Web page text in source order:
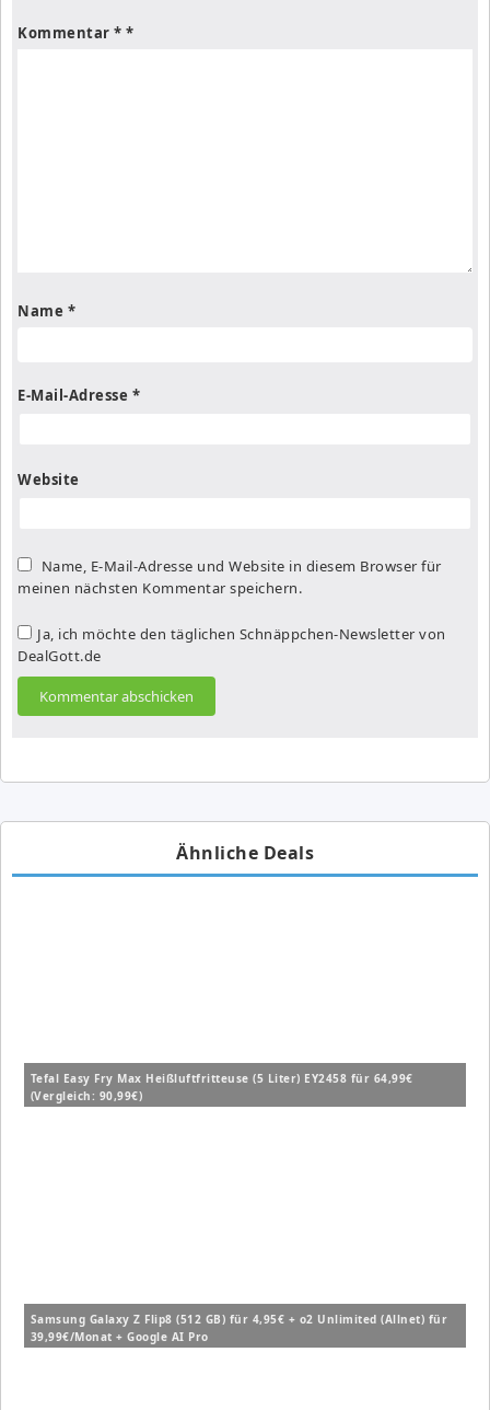
Kommentar *
Name *
E-Mail-Adresse *
Website
Name, E-Mail-Adresse und Website in diesem Browser für
meinen nächsten Kommentar speichern.
Ja, ich möchte den täglichen Schnäppchen-Newsletter von
DealGott.de
Ähnliche Deals
Tefal Easy Fry Max Heißluftfritteuse (5 Liter) EY2458 für 64,99€
(Vergleich: 90,99€)
Samsung Galaxy Z Flip8 (512 GB) für 4,95€ + o2 Unlimited (Allnet) für
39,99€/Monat + Google AI Pro